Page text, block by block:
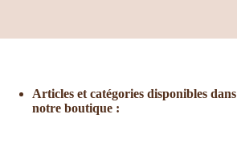
Articles et catégories disponibles dans
notre boutique :